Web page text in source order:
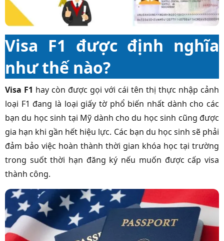
Visa F1 được định nghĩa
như thế nào?
Visa F1 hay còn được gọi với cái tên thị thực nhập cảnh
loại F1 đang là loại giấy tờ phổ biến nhất dành cho các
bạn du học sinh tại Mỹ dành cho du học sinh cũng được
gia hạn khi gần hết hiệu lực. Các bạn du học sinh sẽ phải
đảm bảo việc hoàn thành thời gian khóa học tại trường
trong suốt thời hạn đăng ký nếu muốn được cấp visa
thành công.